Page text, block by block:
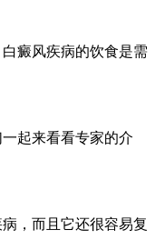
癜风疾病的饮食是需
起来看看专家的介
，而且它还很容易复